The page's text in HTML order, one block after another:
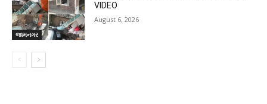
જામનગર
VIDEO
August 6, 2026